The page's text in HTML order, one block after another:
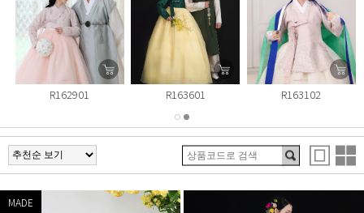
R163601 R163102 R163903
MADE